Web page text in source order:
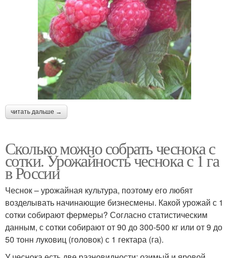
читать дальше →
Сколько можно собрать чеснока с
сотки. Урожайность чеснока с 1 га
в России
Чеснок – урожайная культура, поэтому его любят
возделывать начинающие бизнесмены. Какой урожай с 1
сотки собирают фермеры? Согласно статистическим
данным, с сотки собирают от 90 до 300-500 кг или от 9 до
50 тонн луковиц (головок) с 1 гектара (га).